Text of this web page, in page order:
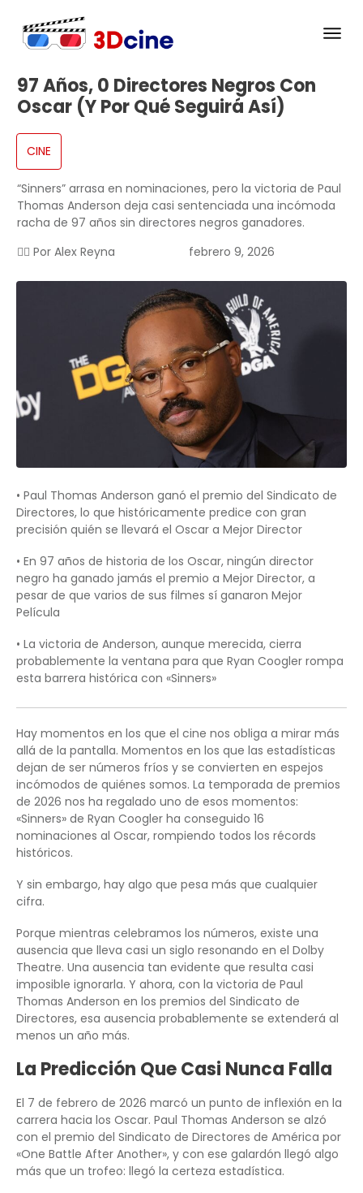
97 Años, 0 Directores Negros Con
Oscar (Y Por Qué Seguirá Así)
CINE
“Sinners” arrasa en nominaciones, pero la victoria de Paul
Thomas Anderson deja casi sentenciada una incómoda
racha de 97 años sin directores negros ganadores.
✍🏻 Por Alex Reyna febrero 9, 2026
• Paul Thomas Anderson ganó el premio del Sindicato de
Directores, lo que históricamente predice con gran
precisión quién se llevará el Oscar a Mejor Director
• En 97 años de historia de los Oscar, ningún director
negro ha ganado jamás el premio a Mejor Director, a
pesar de que varios de sus filmes sí ganaron Mejor
Película
• La victoria de Anderson, aunque merecida, cierra
probablemente la ventana para que Ryan Coogler rompa
esta barrera histórica con «Sinners»
Hay momentos en los que el cine nos obliga a mirar más
allá de la pantalla. Momentos en los que las estadísticas
dejan de ser números fríos y se convierten en espejos
incómodos de quiénes somos. La temporada de premios
de 2026 nos ha regalado uno de esos momentos:
«Sinners» de Ryan Coogler ha conseguido 16
nominaciones al Oscar, rompiendo todos los récords
históricos.
Y sin embargo, hay algo que pesa más que cualquier
cifra.
Porque mientras celebramos los números, existe una
ausencia que lleva casi un siglo resonando en el Dolby
Theatre. Una ausencia tan evidente que resulta casi
imposible ignorarla. Y ahora, con la victoria de Paul
Thomas Anderson en los premios del Sindicato de
Directores, esa ausencia probablemente se extenderá al
menos un año más.
La Predicción Que Casi Nunca Falla
El 7 de febrero de 2026 marcó un punto de inflexión en la
carrera hacia los Oscar. Paul Thomas Anderson se alzó
con el premio del Sindicato de Directores de América por
«One Battle After Another», y con ese galardón llegó algo
más que un trofeo: llegó la certeza estadística.